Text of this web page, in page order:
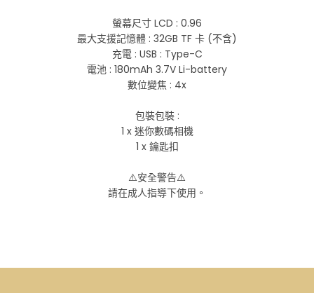
螢幕尺寸 LCD : 0.96
最大支援記憶體 : 32GB TF 卡 (不含)
充電 : USB : Type-C
電池 : 180mAh 3.7V Li-battery
數位變焦 : 4x
包裝包裝 :
1 x 迷你數碼相機
1 x 鑰匙扣
⚠️安全警告⚠️
請在成人指導下使用。